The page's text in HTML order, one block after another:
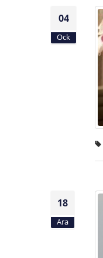
04
Ock
18
Ara